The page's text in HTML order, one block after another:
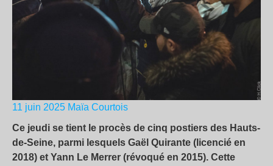
11 juin 2025 Maïa Courtois
Ce jeudi se tient le procès de cinq postiers des Hauts-
de-Seine, parmi lesquels Gaël Quirante (licencié en
2018) et Yann Le Merrer (révoqué en 2015). Cette